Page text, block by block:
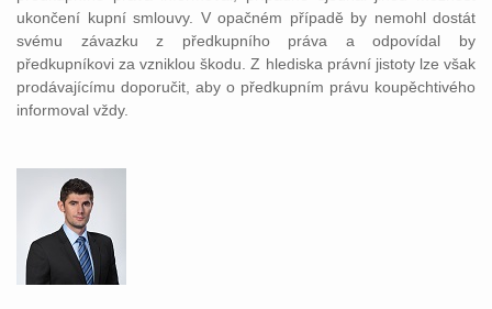
ukončení kupní smlouvy. V opačném případě by nemohl dostát
svému závazku z předkupního práva a odpovídal by
předkupníkovi za vzniklou škodu. Z hlediska právní jistoty lze však
prodávajícímu doporučit, aby o předkupním právu koupěchtivého
informoval vždy.